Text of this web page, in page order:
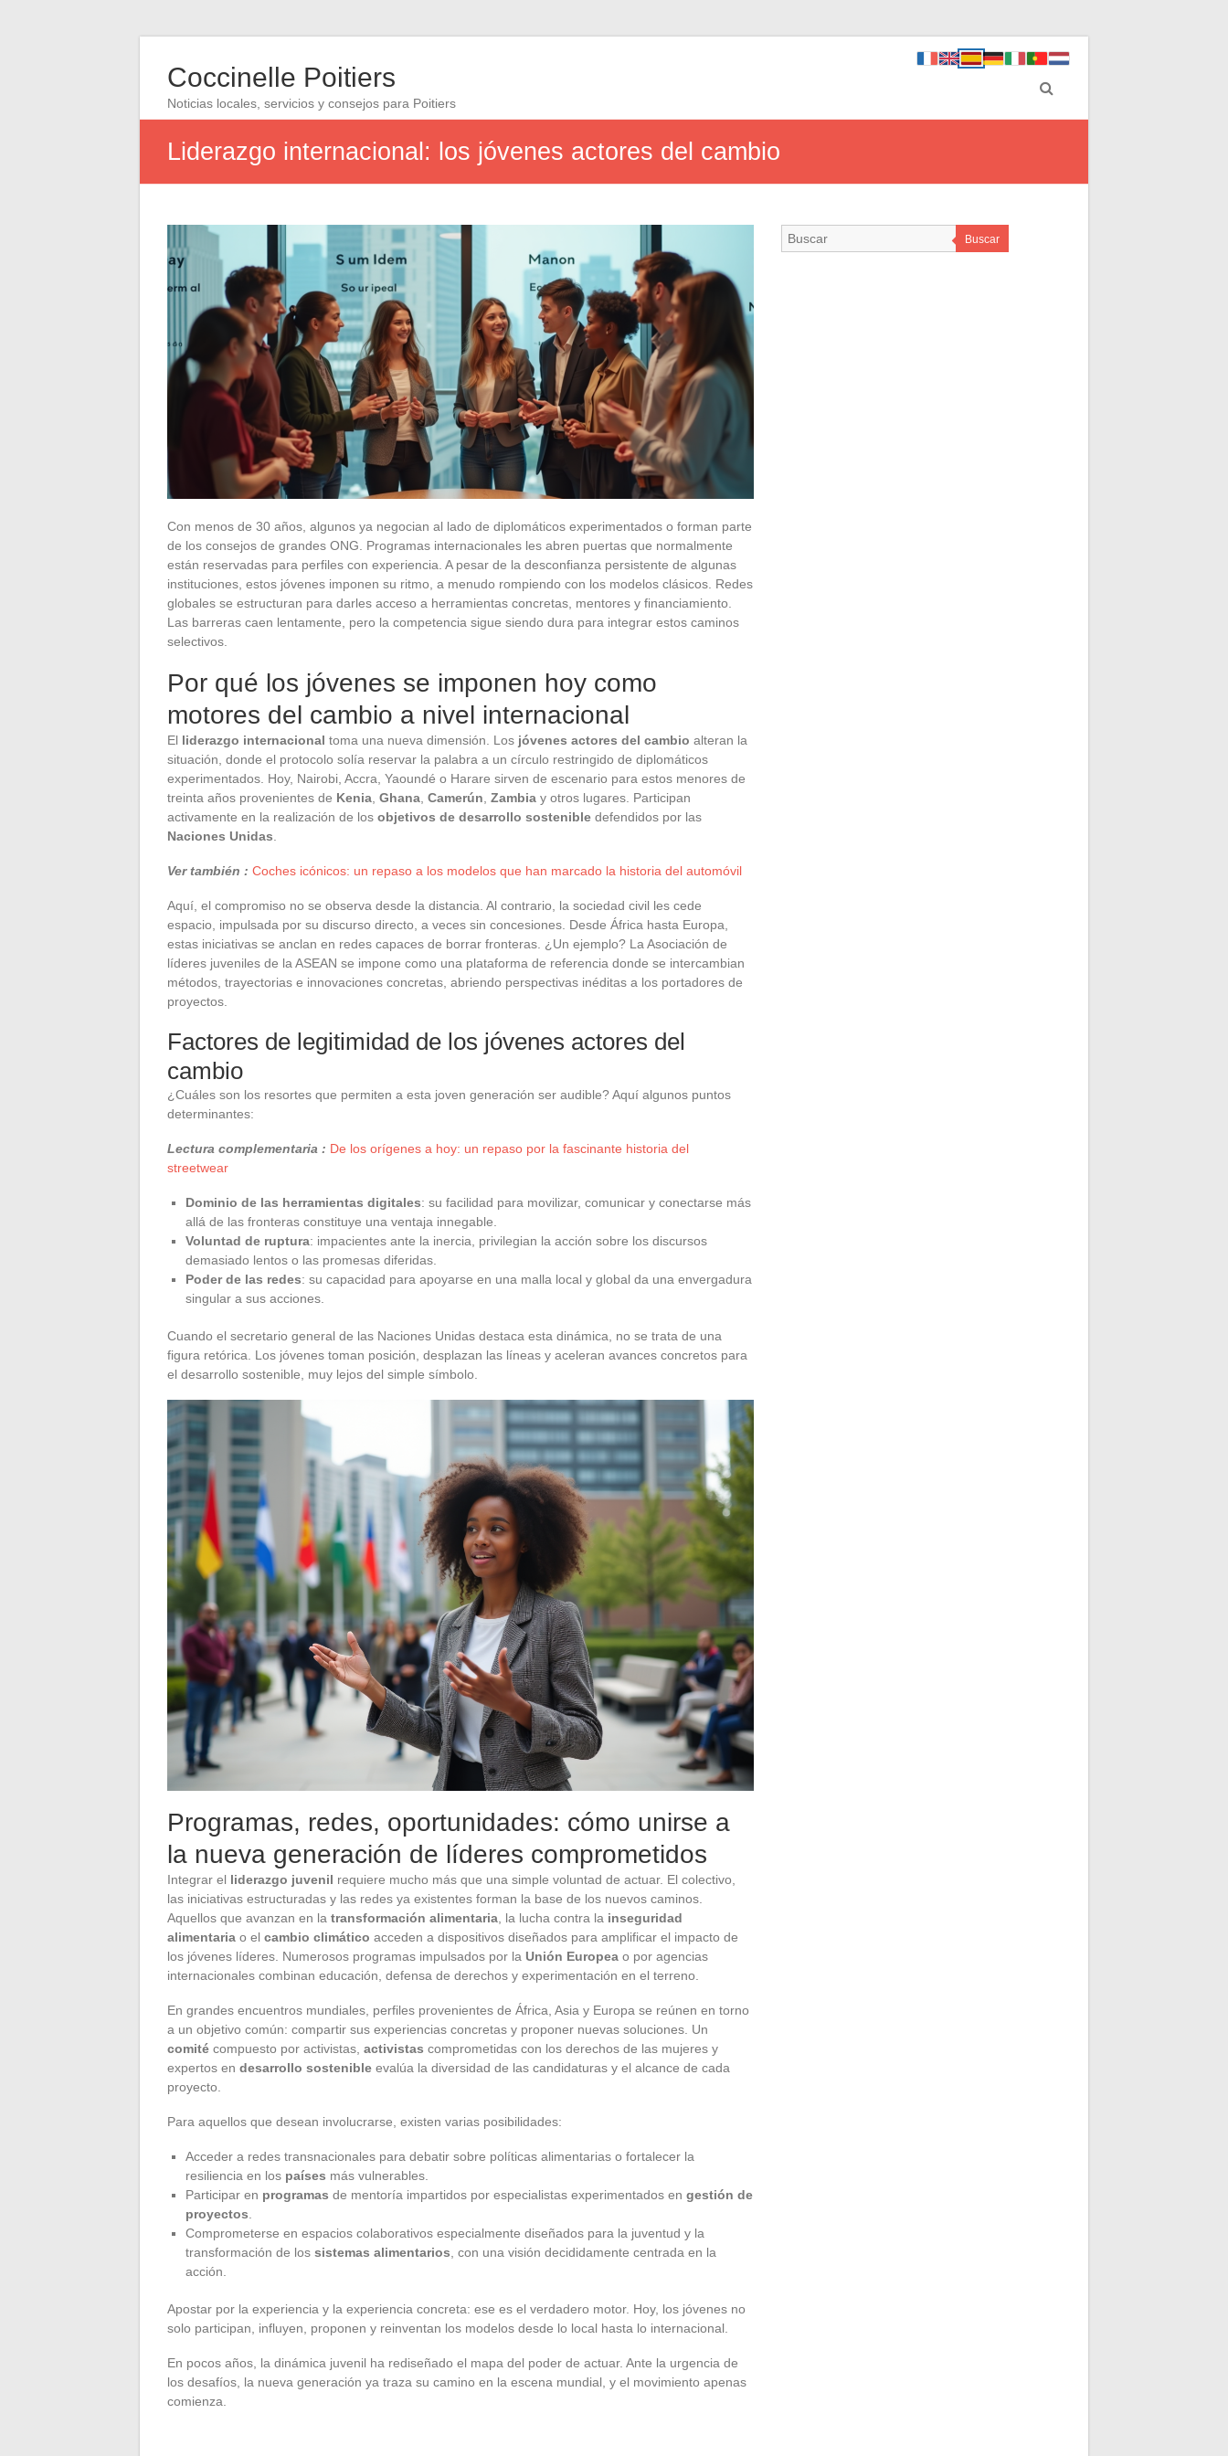
Coccinelle Poitiers
Noticias locales, servicios y consejos para Poitiers
Liderazgo internacional: los jóvenes actores del cambio
Con menos de 30 años, algunos ya negocian al lado de diplomáticos experimentados o forman parte
de los consejos de grandes ONG. Programas internacionales les abren puertas que normalmente
están reservadas para perfiles con experiencia. A pesar de la desconfianza persistente de algunas
instituciones, estos jóvenes imponen su ritmo, a menudo rompiendo con los modelos clásicos. Redes
globales se estructuran para darles acceso a herramientas concretas, mentores y financiamiento.
Las barreras caen lentamente, pero la competencia sigue siendo dura para integrar estos caminos
selectivos.
Por qué los jóvenes se imponen hoy como
motores del cambio a nivel internacional
El liderazgo internacional toma una nueva dimensión. Los jóvenes actores del cambio alteran la
situación, donde el protocolo solía reservar la palabra a un círculo restringido de diplomáticos
experimentados. Hoy, Nairobi, Accra, Yaoundé o Harare sirven de escenario para estos menores de
treinta años provenientes de Kenia Ghana Camerún Zambia y otros lugares. Participan
activamente en la realización de los objetivos de desarrollo sostenible defendidos por las
Naciones Unidas
Ver también : Coches icónicos: un repaso a los modelos que han marcado la historia del automóvil
Aquí, el compromiso no se observa desde la distancia. Al contrario, la sociedad civil les cede
espacio, impulsada por su discurso directo, a veces sin concesiones. Desde África hasta Europa,
estas iniciativas se anclan en redes capaces de borrar fronteras. ¿Un ejemplo? La Asociación de
líderes juveniles de la ASEAN se impone como una plataforma de referencia donde se intercambian
métodos, trayectorias e innovaciones concretas, abriendo perspectivas inéditas a los portadores de
proyectos.
Factores de legitimidad de los jóvenes actores del
cambio
¿Cuáles son los resortes que permiten a esta joven generación ser audible? Aquí algunos puntos
determinantes:
Lectura complementaria : De los orígenes a hoy: un repaso por la fascinante historia del
streetwear
Dominio de las herramientas digitales: su facilidad para movilizar, comunicar y conectarse más
allá de las fronteras constituye una ventaja innegable.
Voluntad de ruptura: impacientes ante la inercia, privilegian la acción sobre los discursos
demasiado lentos o las promesas diferidas.
Poder de las redes: su capacidad para apoyarse en una malla local y global da una envergadura
singular a sus acciones.
Cuando el secretario general de las Naciones Unidas destaca esta dinámica, no se trata de una
figura retórica. Los jóvenes toman posición, desplazan las líneas y aceleran avances concretos para
el desarrollo sostenible, muy lejos del simple símbolo.
Programas, redes, oportunidades: cómo unirse a
la nueva generación de líderes comprometidos
Integrar el liderazgo juvenil requiere mucho más que una simple voluntad de actuar. El colectivo,
las iniciativas estructuradas y las redes ya existentes forman la base de los nuevos caminos.
Aquellos que avanzan en la transformación alimentaria , la lucha contra la inseguridad
alimentaria o el cambio climático acceden a dispositivos diseñados para amplificar el impacto de
los jóvenes líderes. Numerosos programas impulsados por la Unión Europea o por agencias
internacionales combinan educación, defensa de derechos y experimentación en el terreno.
En grandes encuentros mundiales, perfiles provenientes de África, Asia y Europa se reúnen en torno
a un objetivo común: compartir sus experiencias concretas y proponer nuevas soluciones. Un
comité compuesto por activistas, activistas comprometidas con los derechos de las mujeres y
expertos en desarrollo sostenible evalúa la diversidad de las candidaturas y el alcance de cada
proyecto.
Para aquellos que desean involucrarse, existen varias posibilidades:
Acceder a redes transnacionales para debatir sobre políticas alimentarias o fortalecer la
resiliencia en los países más vulnerables.
Participar en programas de mentoría impartidos por especialistas experimentados en gestión de
proyectos
Comprometerse en espacios colaborativos especialmente diseñados para la juventud y la
transformación de los sistemas alimentarios , con una visión decididamente centrada en la
acción.
Apostar por la experiencia y la experiencia concreta: ese es el verdadero motor. Hoy, los jóvenes no
solo participan, influyen, proponen y reinventan los modelos desde lo local hasta lo internacional.
En pocos años, la dinámica juvenil ha rediseñado el mapa del poder de actuar. Ante la urgencia de
los desafíos, la nueva generación ya traza su camino en la escena mundial, y el movimiento apenas
comienza.
Buscar